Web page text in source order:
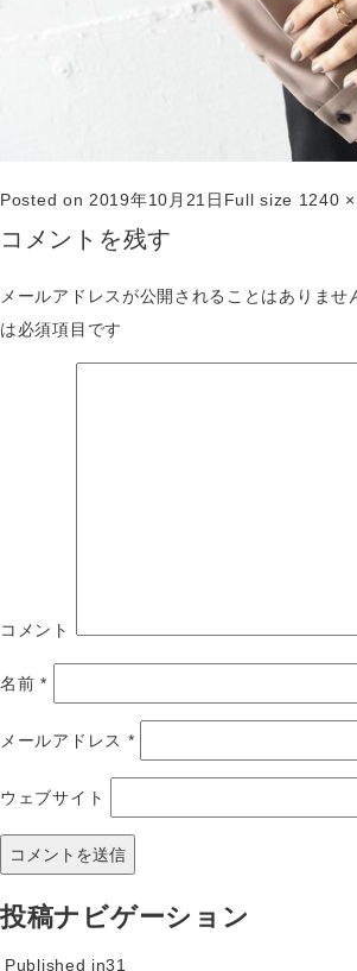
Posted on 2019年10月21日 Full size 1240
コメントを残す
メールアドレスが公開されることはありませ
は必須項目です
コメント
名前*
メールアドレス *
ウェブサイト
投稿ナビゲーション
Published in31